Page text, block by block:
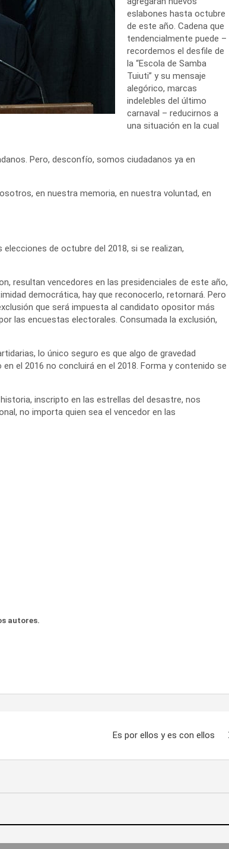
eslabones hasta octubre
de este año. Cadena que
tendencialmente puede –
recordemos el desfile de
la “Escola de Samba
Tuiuti” y su mensaje
alegórico, marcas
indelebles del último
carnaval – reducirnos a
una situación en la cual
Pero, desconfío, somos ciudadanos ya en
en nuestra memoria, en nuestra voluntad, en
de octubre del 2018, si se realizan,
resultan vencedores en las presidenciales de este año,
democrática, hay que reconocerlo, retornará. Pero
que será impuesta al candidato opositor más
las encuestas electorales. Consumada la exclusión,
lo único seguro es que algo de gravedad
el 2016 no concluirá en el 2018. Forma y contenido se
inscripto en las estrellas del desastre, nos
no importa quien sea el vencedor en las
autores.
Es por ellos y es con ellos